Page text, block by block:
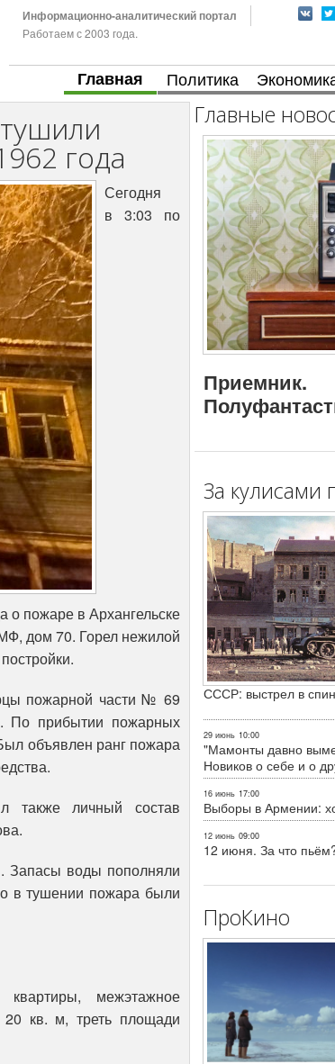
Информационно-аналитический портал
Работаем с 2003 года.
Главная Политика
года
Сегодня
в 3:03 по
о пожаре в Архангельске
дом 70. Горел нежилой
пожарной части № 69
По прибытии пожарных
объявлен ранг пожара
также личный состав
Запасы воды пополняли
в тушении пожара были
межэтажное
кв. м, треть площади
Главные
Приемник.
За кулисами
СССР: выстрел в
29 июнь 10:00
"Мамонты давно
Новиков о себе и о
16 июнь 17:00
Выборы в Армении:
12 июнь 09:00
12 июня. За что
ПроКино